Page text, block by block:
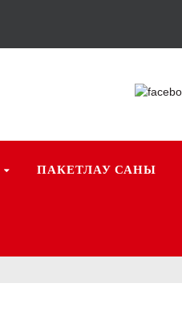
ПАКЕТЛАУ САНЫ